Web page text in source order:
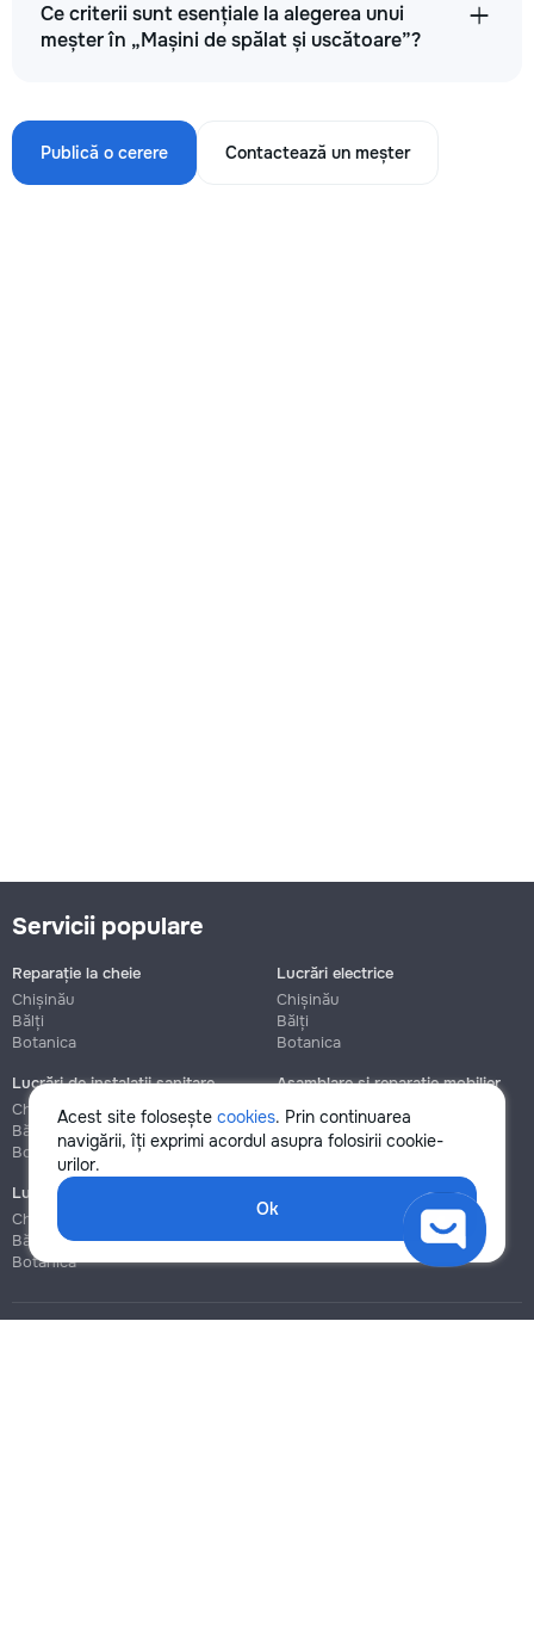
Ce criterii sunt esențiale la alegerea unui
meșter în „Mașini de spălat și uscătoare”?
Publică o cerere Contactează un meșter
Acest site folosește cookies. Prin continuarea
navigării, îți exprimi acordul asupra folosirii cookie-
urilor.
Ok
Servicii populare
Reparație la cheie
Chișinău
Bălți
Botanica
Lucrări electrice
Chișinău
Bălți
Botanica
Lucrări de instalații sanitare
Chișinău
Bălți
Botanica
Asamblare și reparație mobilier
Chișinău
Botanica
Lucrări de construcție și instalare
Chișinău
Bălți
Botanica